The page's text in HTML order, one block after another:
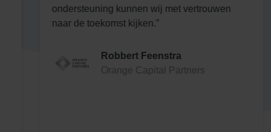
ondersteuning kunnen wij met vertrouwen
naar de toekomst kijken.”
Robbert Feenstra
Orange Capital Partners